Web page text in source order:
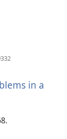
in a